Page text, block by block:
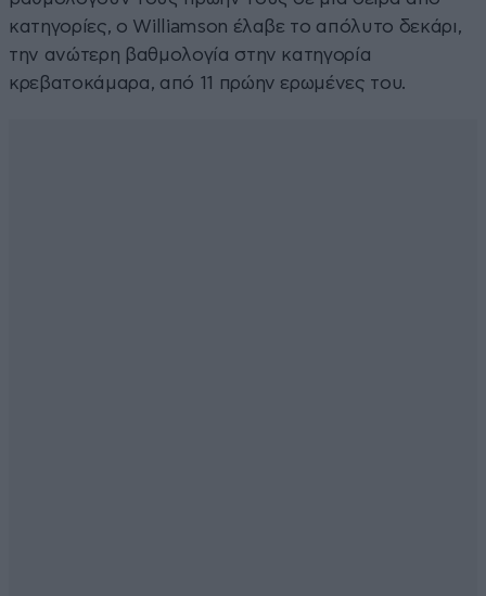
κατηγορίες, ο Williamson έλαβε το απόλυτο δεκάρι,
την ανώτερη βαθμολογία στην κατηγορία
κρεβατοκάμαρα, από 11 πρώην ερωμένες του.